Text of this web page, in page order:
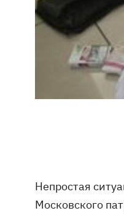
Непростая
Московского